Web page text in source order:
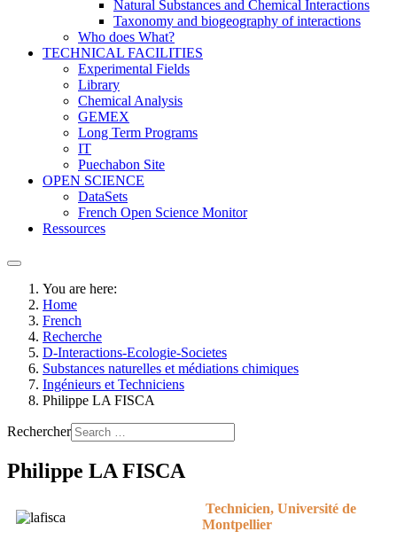
Natural Substances and Chemical Interactions
Taxonomy and biogeography of interactions
Who does What?
TECHNICAL FACILITIES
Experimental Fields
Library
Chemical Analysis
GEMEX
Long Term Programs
IT
Puechabon Site
OPEN SCIENCE
DataSets
French Open Science Monitor
Ressources
You are here:
Home
French
Recherche
D-Interactions-Ecologie-Societes
Substances naturelles et médiations chimiques
Ingénieurs et Techniciens
Philippe LA FISCA
Rechercher
Philippe LA FISCA
Technicien, Université de
Montpellier